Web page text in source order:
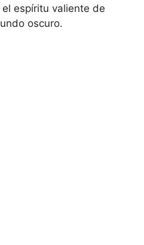
espíritu valiente de
oscuro.